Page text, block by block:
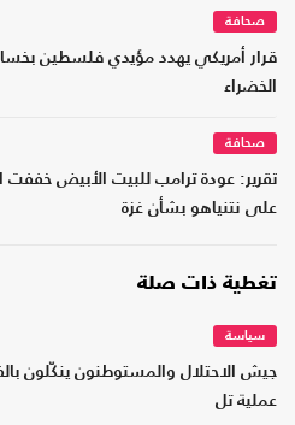
صحافة
قرار أمريكي يهدد مؤيدي فلسطين
الخضراء
صحافة
تقرير: عودة ترامب للبيت الأبيض خففت
على نتنياهو بشأن غزة
تغطية ذات صلة
سياسة
جيش الاحتلال والمستوطنون ينكّلون
عملية تل